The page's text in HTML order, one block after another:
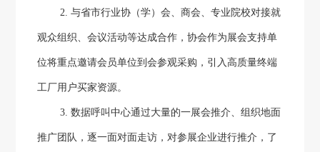
2. 与省市行业协 （学）会、商会、专业院校对接就
观众组织、会议活动等达成合作，协会作为展会支持单
位将重点邀请会员单位到会参观采购，引入高质量终端
工厂用户买家资源。
3. 数据呼叫中心通过大量的一展会推介、组织地面
推广团队，逐一面对面走访，对参展企业进行推介，了